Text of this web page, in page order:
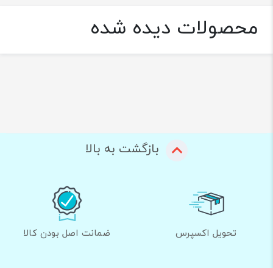
محصولات دیده شده
بازگشت به بالا
تحویل اکسپرس ضمانت اصل بودن کالا